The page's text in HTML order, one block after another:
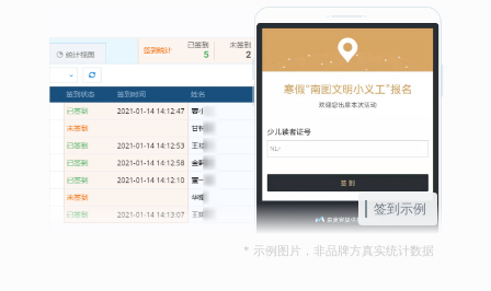
签到示例
* 示例图片，非品牌方真实统计数据